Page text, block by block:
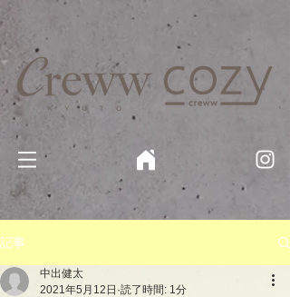
京都・四条 烏丸の美容室・美容院【Creww KYOTO (クルー)】【cozy creww(コージークルー)】 京都市 ヘ
記事
中出健太
2021年5月12日 読了時間: 1分